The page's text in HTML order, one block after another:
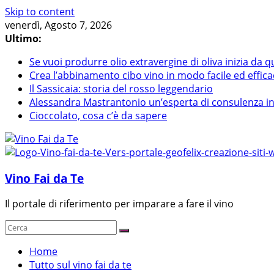
Skip to content
venerdì, Agosto 7, 2026
Ultimo:
Se vuoi produrre olio extravergine di oliva inizia da
Crea l’abbinamento cibo vino in modo facile ed
Il Sassicaia: storia del rosso leggendario
Alessandra Mastrantonio un’esperta di consulenza
Cioccolato, cosa c’è da sapere
Vino Fai da Te
Il portale di riferimento per imparare a fare il vino
Home
Tutto sul vino fai da te